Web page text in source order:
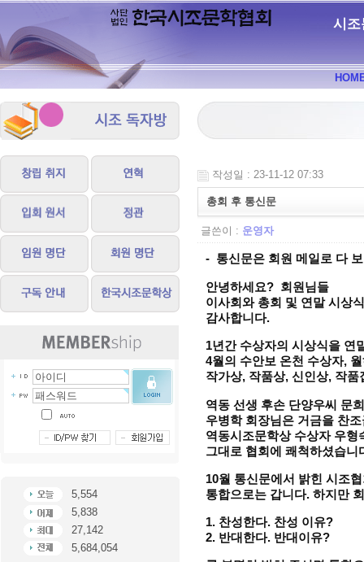
시조
5,554
5,838
27,142
5,684,054
작성일 : 23-11-12 07:33
총회 후 통신문
글쓴이 : 운영자
- 통신문은 회원 메일로 다
안녕하세요? 회원님들
이사회와 총회 및 연말 시상
감사합니다.
1년간 수상자의 시상식을 연
4월의 수안보 온천 수상자,
작가상, 작품상, 신인상, 작
역동 선생 후손 단양우씨 문
우병학 회장님은 거금을 찬
역동시조문학상 수상자 우
그대로 협회에 쾌척하셨습
10월 통신문에서 밝힌 시조
통합으로는 갑니다. 하지만
1. 찬성한다. 찬성 이유?
2. 반대한다. 반대이유?